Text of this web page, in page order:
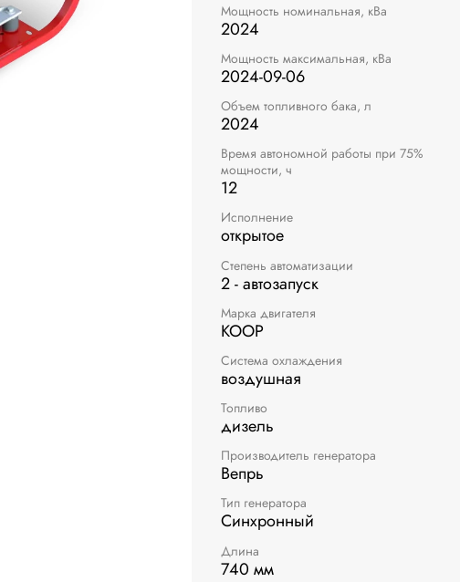
Мощность номинальная, кВа
2024
Мощность максимальная, кВа
2024-09-06
Объем топливного бака, л
2024
Время автономной работы при 75%
мощности, ч
12
Исполнение
открытое
Степень автоматизации
2 - автозапуск
Марка двигателя
KOOP
Система охлаждения
воздушная
Топливо
дизель
Производитель генератора
Вепрь
Тип генератора
Синхронный
Длина
740 мм